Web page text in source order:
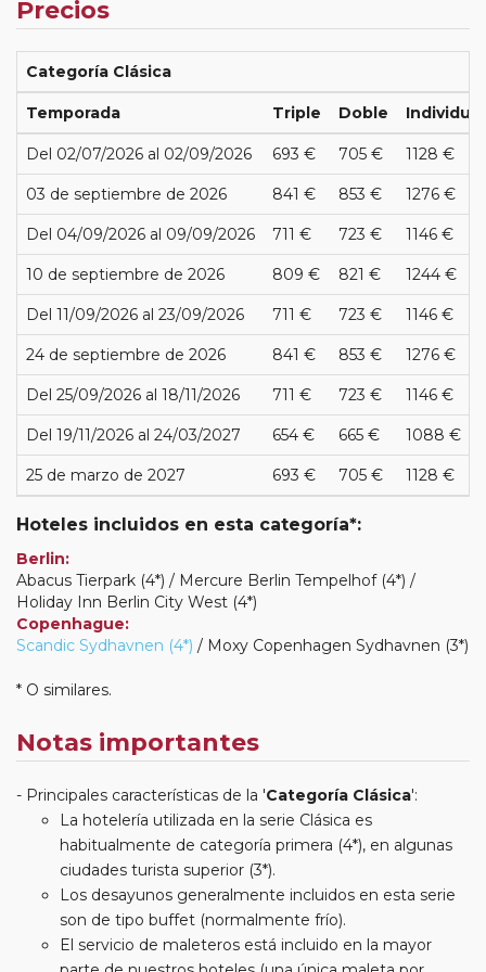
Precios
Categoría Clásica
Temporada Triple Doble Individual
Del 02/07/2026 al 02/09/2026 693 € 705 € 1128 €
03 de septiembre de 2026 841 € 853 € 1276 €
Del 04/09/2026 al 09/09/2026 711 € 723 € 1146 €
10 de septiembre de 2026 809 € 821 € 1244 €
Del 11/09/2026 al 23/09/2026 711 € 723 € 1146 €
24 de septiembre de 2026 841 € 853 € 1276 €
Del 25/09/2026 al 18/11/2026 711 € 723 € 1146 €
Del 19/11/2026 al 24/03/2027 654 € 665 € 1088 €
25 de marzo de 2027 693 € 705 € 1128 €
Hoteles incluidos en esta categoría*:
Berlin:
Abacus Tierpark (4*) / Mercure Berlin Tempelhof (4*) /
Holiday Inn Berlin City West (4*)
Copenhague:
Scandic Sydhavnen (4*) / Moxy Copenhagen Sydhavnen (3*)
* O similares.
Notas importantes
Principales características de la 'Categoría Clásica':
La hotelería utilizada en la serie Clásica es
habitualmente de categoría primera (4*), en algunas
ciudades turista superior (3*).
Los desayunos generalmente incluidos en esta serie
son de tipo buffet (normalmente frío).
El servicio de maleteros está incluido en la mayor